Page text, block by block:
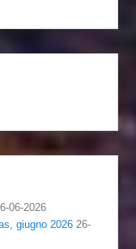
06-2026
giugno 2026 26-